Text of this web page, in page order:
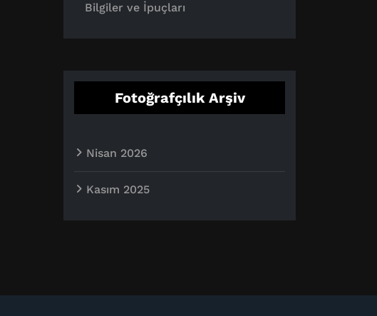
Bilgiler ve İpuçları
Fotoğrafçılık Arşiv
Nisan 2026
Kasım 2025